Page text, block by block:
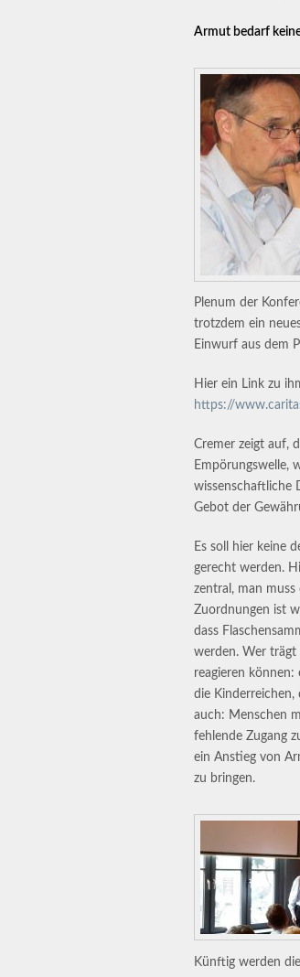
Armut bedarf
Plenum der
trotzdem ein
Einwurf aus dem
Hier ein Link zu
https://
Cremer zeigt auf,
Empörungswelle,
wissenschaftliche
Gebot der
Es soll hier keine
gerecht werden.
zentral, man
Zuordnungen ist
dass
werden. Wer trägt
reagieren können:
die Kinderreichen,
auch: Menschen
fehlende Zugang
ein Anstieg von
zu bringen.
Künftig werden